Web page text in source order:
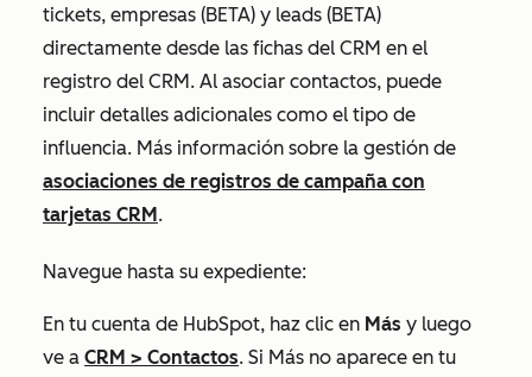
tickets, empresas (BETA) y leads (BETA)
directamente desde las fichas del CRM en el
registro del CRM. Al asociar contactos, puede
incluir detalles adicionales como el tipo de
influencia. Más información sobre la gestión de
asociaciones de registros de campaña con
tarjetas CRM.
Navegue hasta su expediente:
En tu cuenta de HubSpot, haz clic en Más y luego
ve a CRM > Contactos. Si Más no aparece en tu